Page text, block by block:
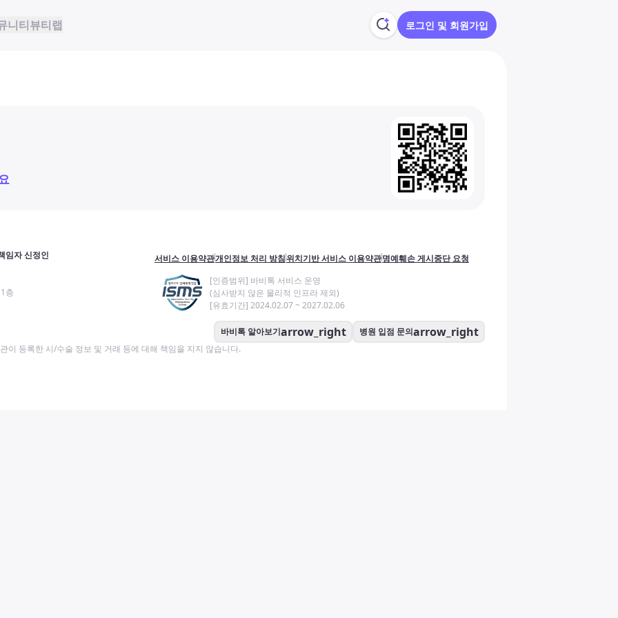
니티뷰티랩 로그인 및 회원가입
임자 신정인
층
서비스 이용약관개인정보 처리 방침위치기반 서비스 이용약관명예훼손 게시중단 요청
[인증범위] 바비톡 서비스 운영
(심사받지 않은 물리적 인프라 제외)
[유효기간] 2024.02.07 ~ 2027.02.06
바비톡 알아보기arrow_right 병원 입점 문의arrow_right
이 등록한 시/수술 정보 및 거래 등에 대해 책임을 지지 않습니다.